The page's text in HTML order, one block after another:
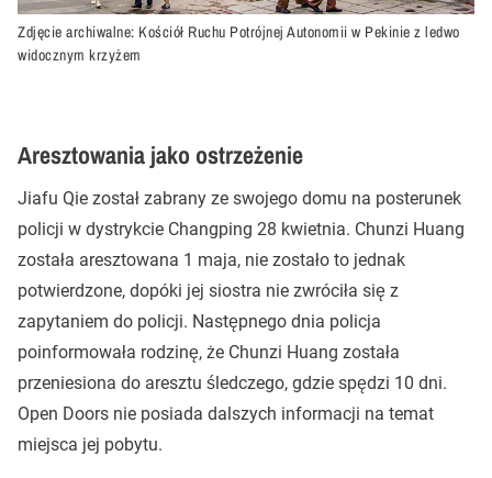
Zdjęcie archiwalne: Kościół Ruchu Potrójnej Autonomii w Pekinie z ledwo
widocznym krzyżem
Aresztowania jako ostrzeżenie
Jiafu Qie został zabrany ze swojego domu na posterunek
policji w dystrykcie Changping 28 kwietnia. Chunzi Huang
została aresztowana 1 maja, nie zostało to jednak
potwierdzone, dopóki jej siostra nie zwróciła się z
zapytaniem do policji. Następnego dnia policja
poinformowała rodzinę, że Chunzi Huang została
przeniesiona do aresztu śledczego, gdzie spędzi 10 dni.
Open Doors nie posiada dalszych informacji na temat
miejsca jej pobytu.